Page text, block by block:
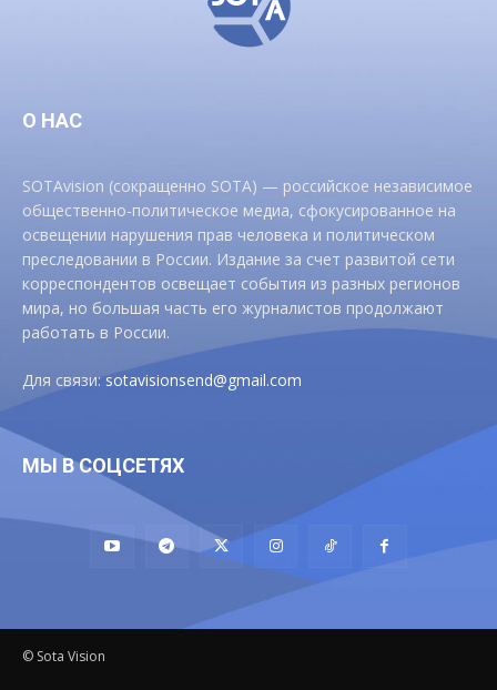
О НАС
SOTAvision (сокращенно SOTA) — российское независимое
общественно-политическое медиа, сфокусированное на
освещении нарушения прав человека и политическом
преследовании в России. Издание за счет развитой сети
корреспондентов освещает события из разных регионов
мира, но большая часть его журналистов продолжают
работать в России.
Для связи:sotavisionsend@gmail.com
МЫ В СОЦСЕТЯХ
© Sota Vision